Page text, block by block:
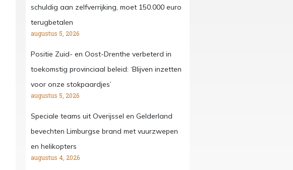
schuldig aan zelfverrijking, moet 150.000 euro
terugbetalen
augustus 5, 2026
Positie Zuid- en Oost-Drenthe verbeterd in
toekomstig provinciaal beleid: ‘Blijven inzetten
voor onze stokpaardjes’
augustus 5, 2026
Speciale teams uit Overijssel en Gelderland
bevechten Limburgse brand met vuurzwepen
en helikopters
augustus 4, 2026